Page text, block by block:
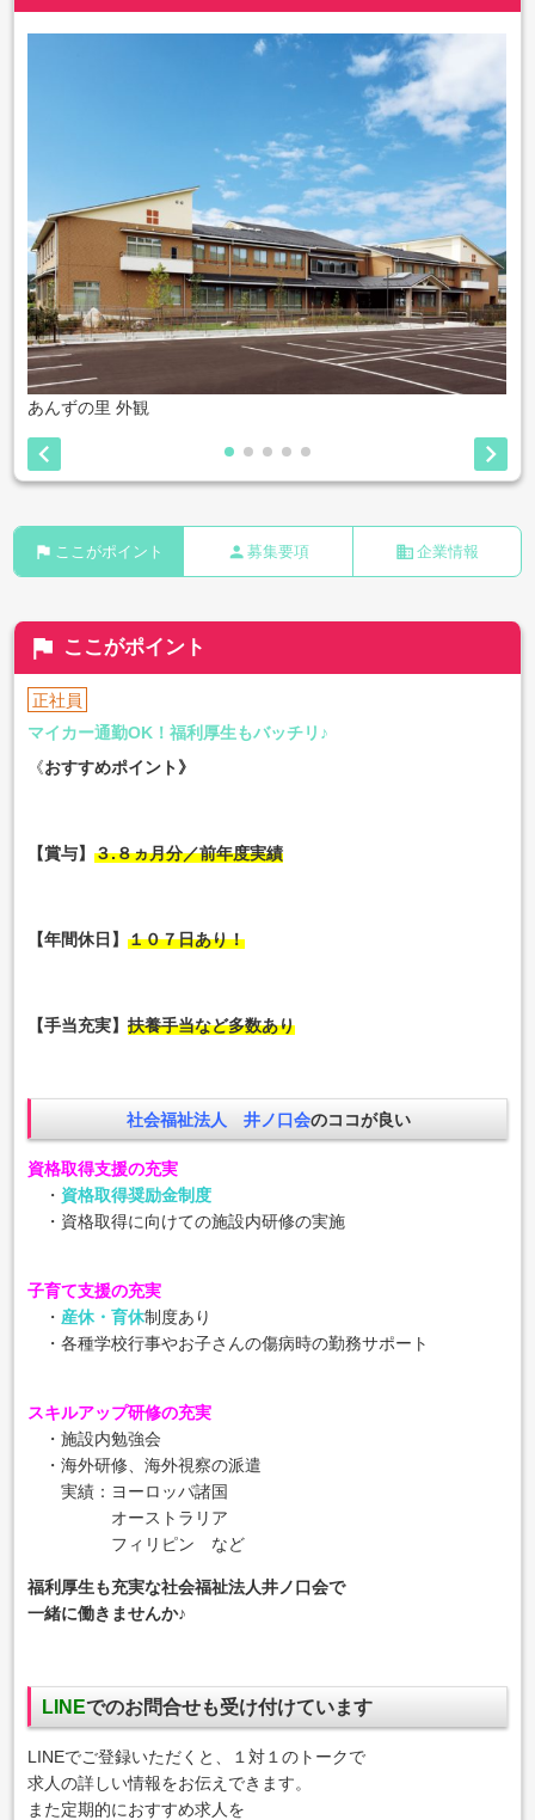
あんずの里 外観
 
flag ここがポイント person 募集要項 business 企業情報
flag ここがポイント
正社員
マイカー通勤OK！福利厚生もバッチリ♪
《おすすめポイント》
【賞与】３.８ヵ月分／前年度実績
【年間休日】１０７日あり！
【手当充実】扶養手当など多数あり
社会福祉法人 井ノ口会のココが良い
資格取得支援の充実
・ 資格取得奨励金制度
・資格取得に向けての施設内研修の実施
子育て支援の充実
・ 産休・育休制度あり
・各種学校行事やお子さんの傷病時の勤務サポート
スキルアップ研修の充実
・施設内勉強会
・海外研修、海外視察の派遣
実績：ヨーロッパ諸国
オーストラリア
フィリピン など
福利厚生も充実な社会福祉法人井ノ口会で
一緒に働きませんか♪
LINEでのお問合せも受け付けています
LINEでご登録いただくと、１対１のトークで
求人の詳しい情報をお伝えできます。
また定期的におすすめ求人を